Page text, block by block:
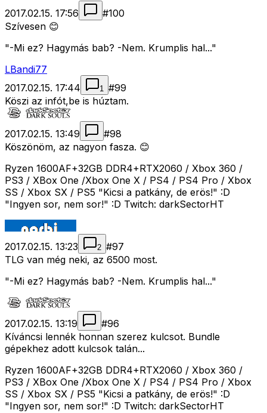
2017.02.15. 17:56 #100
Szívesen 😊
"-Mi ez? Hagymás bab? -Nem. Krumplis hal..."
LBandi77
2017.02.15. 17:44
1 #99
Köszi az infót,be is húztam.
2017.02.15. 13:49 #98
Köszönöm, az nagyon fasza. 😊
Ryzen 1600AF+32GB DDR4+RTX2060 / Xbox 360 /
PS3 / XBox One /Xbox One X / PS4 / PS4 Pro / Xbox
SS / Xbox SX / PS5 "Kicsi a patkány, de erös!" :D
"Ingyen sor, nem sor!" :D Twitch: darkSectorHT
2017.02.15. 13:23 2 #97
TLG van még neki, az 6500 most.
"-Mi ez? Hagymás bab? -Nem. Krumplis hal..."
2017.02.15. 13:19 #96
Kíváncsi lennék honnan szerez kulcsot. Bundle
gépekhez adott kulcsok talán...
Ryzen 1600AF+32GB DDR4+RTX2060 / Xbox 360 /
PS3 / XBox One /Xbox One X / PS4 / PS4 Pro / Xbox
SS / Xbox SX / PS5 "Kicsi a patkány, de erös!" :D
"Ingyen sor, nem sor!" :D Twitch: darkSectorHT